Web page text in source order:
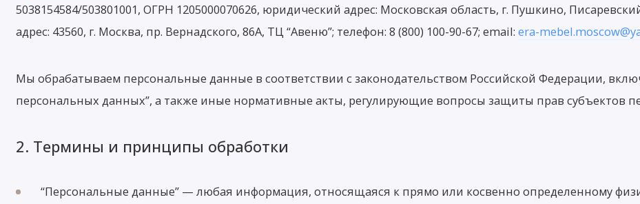
5038154584/503801001, ОГРН 1205000070626, юридический адрес: Московская область, г. Пушкино,
адрес: 43560, г. Москва, пр. Вернадского, 86А, ТЦ “Авеню”; телефон: 8 (800) 100-90-67; email: era-
Мы обрабатываем персональные данные в соответствии с законодательством Российской Федерации,
персональных данных”, а также иные нормативные акты, регулирующие вопросы защиты прав субъектов
2. Термины и принципы обработки
“Персональные данные” — любая информация, относящаяся к прямо или косвенно определенному